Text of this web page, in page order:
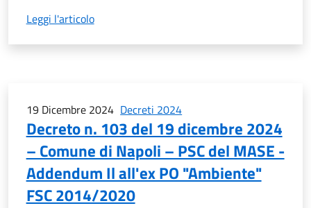
Leggi l'articolo
19 Dicembre 2024 Decreti 2024
Decreto n. 103 del 19 dicembre 2024
– Comune di Napoli – PSC del MASE -
Addendum Il all'ex PO "Ambiente"
FSC 2014/2020